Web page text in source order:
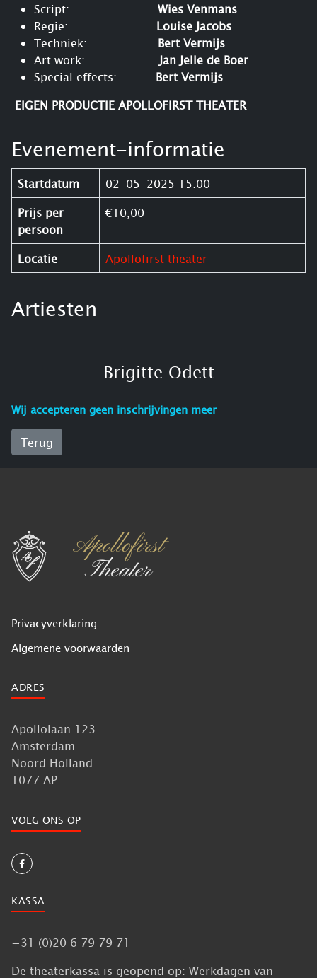
Script: Wies Venmans
Regie: Louise Jacobs
Techniek: Bert Vermijs
Art work: Jan Jelle de Boer
Special effects: Bert Vermijs
EIGEN PRODUCTIE APOLLOFIRST THEATER
Evenement-informatie
Startdatum 02-05-2025 15:00
Prijs per
persoon
€10,00
Locatie Apollofirst theater
Artiesten
Brigitte Odett
Wij accepteren geen inschrijvingen meer
Terug
Privacyverklaring
Algemene voorwaarden
ADRES
Apollolaan 123
Amsterdam
Noord Holland
1077 AP
VOLG ONS OP
KASSA
+31 (0)20 6 79 79 71
De theaterkassa is geopend op: Werkdagen van